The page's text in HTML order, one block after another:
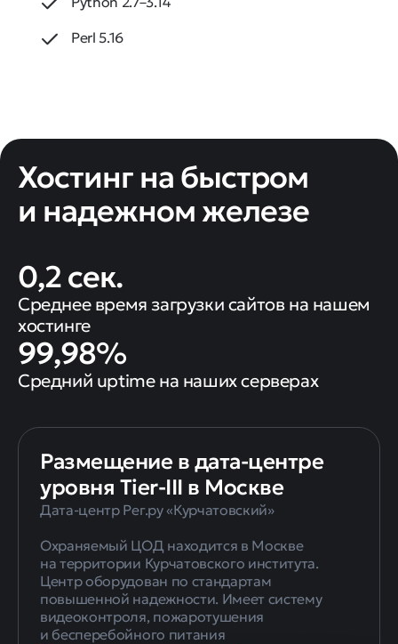
Perl 5.16
Хостинг на быстром
и надежном железе
0,2 сек.
Среднее время загрузки сайтов на нашем
хостинге
99,98%
Средний uptime на наших серверах
Размещение в дата-центре
уровня Tier-III в Москве
Дата-центр Рег.ру «Курчатовский»
Охраняемый ЦОД находится в Москве
на территории Курчатовского института.
Центр оборудован по стандартам
повышенной надежности. Имеет систему
видеоконтроля, пожаротушения
и бесперебойного питания